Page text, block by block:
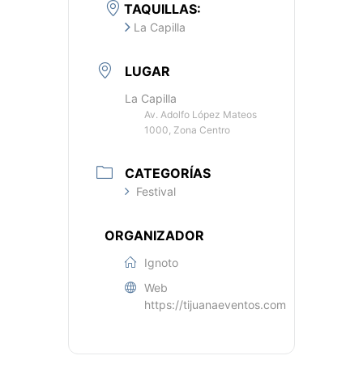
TAQUILLAS:
La Capilla
LUGAR
La Capilla
Av. Adolfo López Mateos
1000, Zona Centro
CATEGORÍAS
Festival
ORGANIZADOR
Ignoto
Web
https://tijuanaeventos.com